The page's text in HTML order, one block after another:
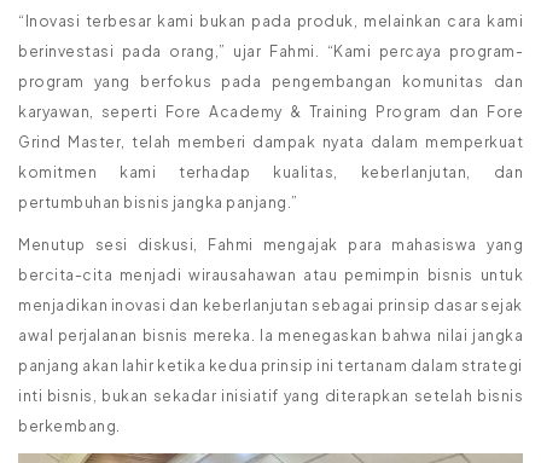
“Inovasi terbesar kami bukan pada produk, melainkan cara kami
berinvestasi pada orang,” ujar Fahmi. “Kami percaya program-
program yang berfokus pada pengembangan komunitas dan
karyawan, seperti Fore Academy & Training Program dan Fore
Grind Master, telah memberi dampak nyata dalam memperkuat
komitmen kami terhadap kualitas, keberlanjutan, dan
pertumbuhan bisnis jangka panjang.”
Menutup sesi diskusi, Fahmi mengajak para mahasiswa yang
bercita-cita menjadi wirausahawan atau pemimpin bisnis untuk
menjadikan inovasi dan keberlanjutan sebagai prinsip dasar sejak
awal perjalanan bisnis mereka. Ia menegaskan bahwa nilai jangka
panjang akan lahir ketika kedua prinsip ini tertanam dalam strategi
inti bisnis, bukan sekadar inisiatif yang diterapkan setelah bisnis
berkembang.